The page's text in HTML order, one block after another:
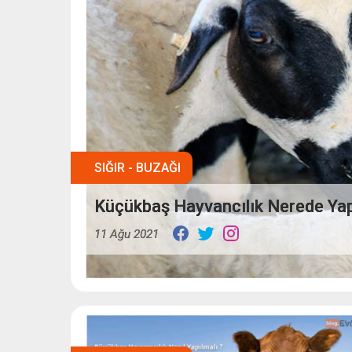
SIĞIR - BUZAĞI
Küçükbaş Hayvancılık Nerede
11 Ağu 2021